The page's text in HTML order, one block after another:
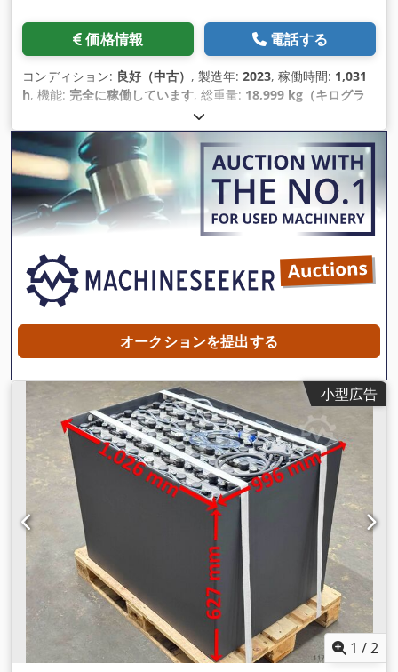
価格情報 電話する
コンディション: 良好（中古） , 製造年: 2023, 稼働時間: 1,031
h, 機能: 完全に稼働しています, 総重量: 18,999 kg（キログラ
オークションを提出する
小型広告
1 /2